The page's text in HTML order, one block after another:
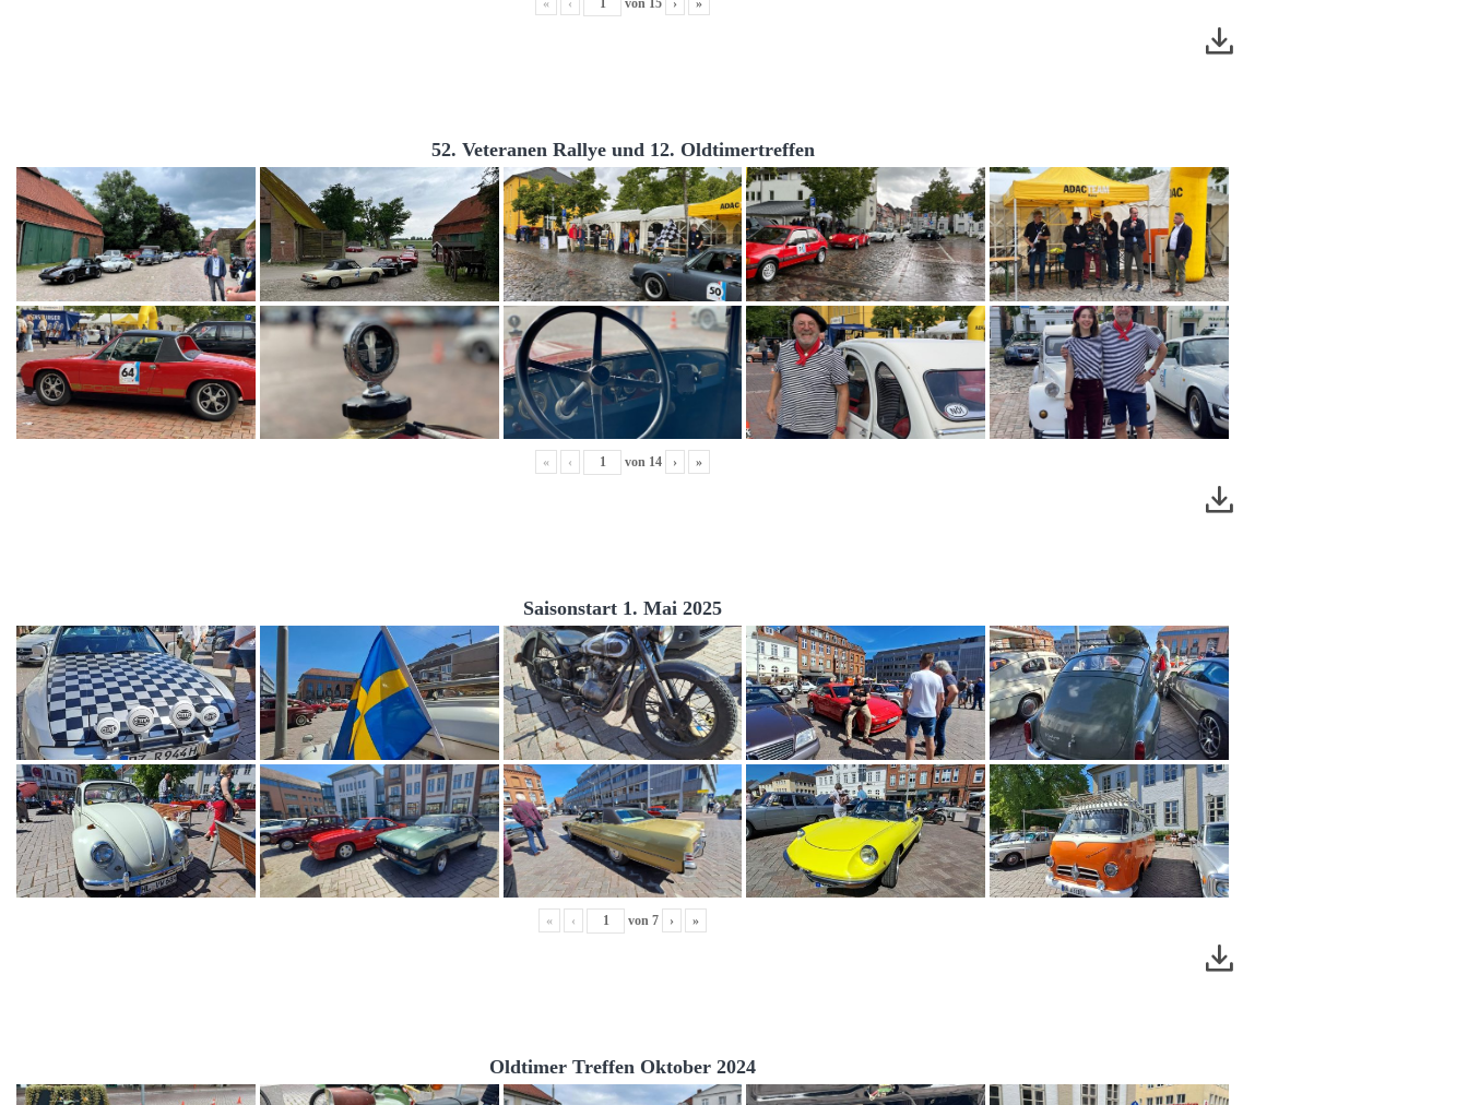
« ‹ von 15 › »
52. Veteranen Rallye und 12. Oldtimertreffen
« ‹ von 14 › »
Saisonstart 1. Mai 2025
« ‹ von 7 › »
Oldtimer Treffen Oktober 2024